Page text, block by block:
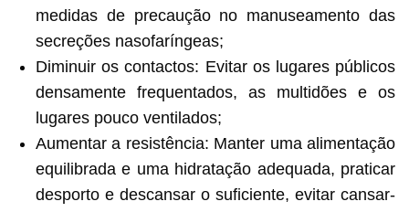
medidas de precaução no manuseamento das
secreções nasofaríngeas;
Diminuir os contactos: Evitar os lugares públicos
densamente frequentados, as multidões e os
lugares pouco ventilados;
Aumentar a resistência: Manter uma alimentação
equilibrada e uma hidratação adequada, praticar
desporto e descansar o suficiente, evitar cansar-